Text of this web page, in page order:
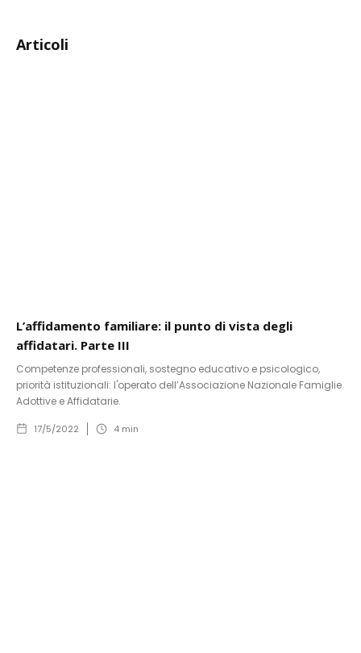
Articoli
L’affidamento familiare: il punto di vista degli
affidatari. Parte III
Competenze professionali, sostegno educativo e psicologico,
priorità istituzionali: l'operato dell’Associazione Nazionale Famiglie
Adottive e Affidatarie.
17/5/2022 4 min